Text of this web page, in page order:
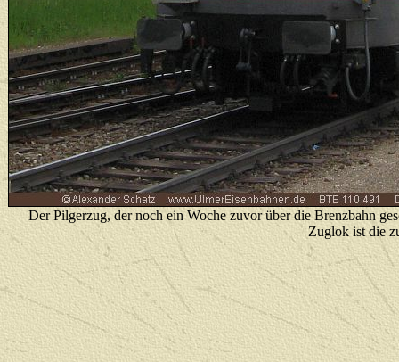
Der Pilgerzug, der noch ein Woche zuvor über die Brenzbahn
Zuglok ist die